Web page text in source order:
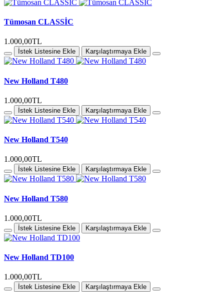
Tümosan CLASSİC
1.000,00TL
İstek Listesine Ekle Karşılaştırmaya Ekle
New Holland T480
1.000,00TL
İstek Listesine Ekle Karşılaştırmaya Ekle
New Holland T540
1.000,00TL
İstek Listesine Ekle Karşılaştırmaya Ekle
New Holland T580
1.000,00TL
İstek Listesine Ekle Karşılaştırmaya Ekle
New Holland TD100
1.000,00TL
İstek Listesine Ekle Karşılaştırmaya Ekle